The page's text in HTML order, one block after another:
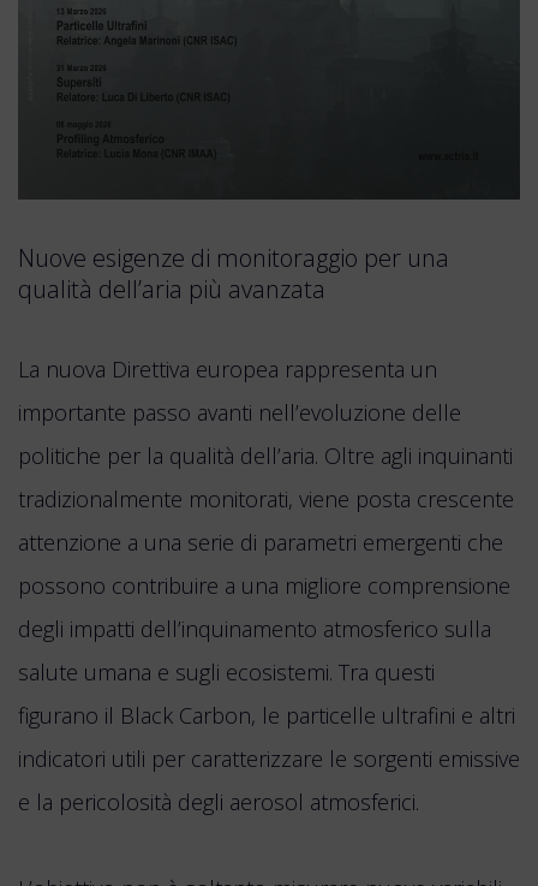
Nuove esigenze di monitoraggio per una
qualità dell’aria più avanzata
La nuova Direttiva europea rappresenta un
importante passo avanti nell’evoluzione delle
politiche per la qualità dell’aria. Oltre agli inquinanti
tradizionalmente monitorati, viene posta crescente
attenzione a una serie di parametri emergenti che
possono contribuire a una migliore comprensione
degli impatti dell’inquinamento atmosferico sulla
salute umana e sugli ecosistemi. Tra questi
figurano il Black Carbon, le particelle ultrafini e altri
indicatori utili per caratterizzare le sorgenti emissive
e la pericolosità degli aerosol atmosferici.